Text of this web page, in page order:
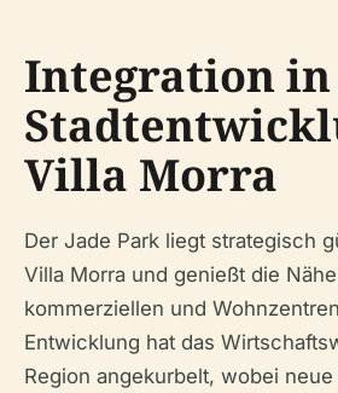
Integration in
Villa Morra
Der Jade Park liegt strategisch
Villa Morra und genießt die
kommerziellen und
Entwicklung hat das
Region angekurbelt, wobei neue